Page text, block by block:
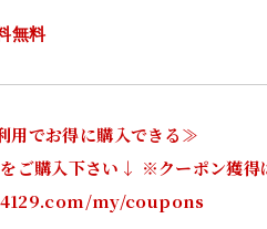
無料
でお得に購入できる≫
ご購入下さい↓ ※クーポン獲得
my/coupons